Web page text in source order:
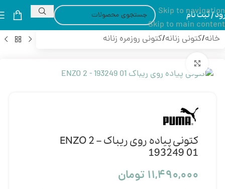
Skip to navigation
Skip to main content
/ ثبت نام
خانه/کتونی زنانه/کتونی روزمره زنانه
کتونی پیاده روی ریباک ENZO 2 –
193249 01
۱۱,۴۹۰,۰۰۰ تومان